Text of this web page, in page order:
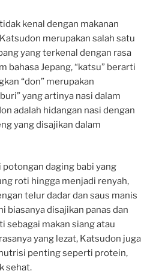
kenal dengan makanan
merupakan salah satu
yang terkenal dengan rasa
bahasa Jepang, “katsu” berarti
“don” merupakan
yang artinya nasi dalam
adalah hidangan nasi dengan
yang disajikan dalam
daging babi yang
roti hingga menjadi renyah,
telur dadar dan saus manis
biasanya disajikan panas dan
sebagai makan siang atau
yang lezat, Katsudon juga
penting seperti protein,
sehat.